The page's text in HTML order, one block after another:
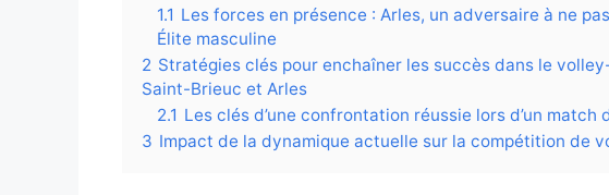
1.1 Les forces en présence : Arles, un adversaire à ne
Élite masculine
2 Stratégies clés pour enchaîner les succès dans le
Saint-Brieuc et Arles
2.1 Les clés d’une confrontation réussie lors d’un
3 Impact de la dynamique actuelle sur la compétition de